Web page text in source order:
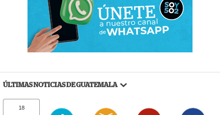
ÚLTIMAS NOTICIAS DE GUATEMALA
18